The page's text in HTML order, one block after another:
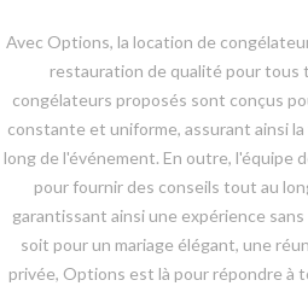
Avec Options, la location de
restauration de qualité pour tous
congélateurs proposés sont conçus
constante et uniforme, assurant ainsi
long de l'événement. En outre, l'équipe
pour fournir des conseils tout au
garantissant ainsi une expérience
soit pour un mariage élégant, une
privée, Options est là pour répondre à